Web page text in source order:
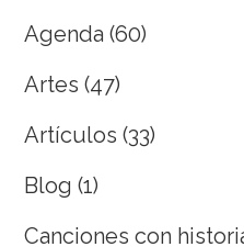
Agenda (60)
Artes (47)
Artículos (33)
Blog (1)
Canciones con